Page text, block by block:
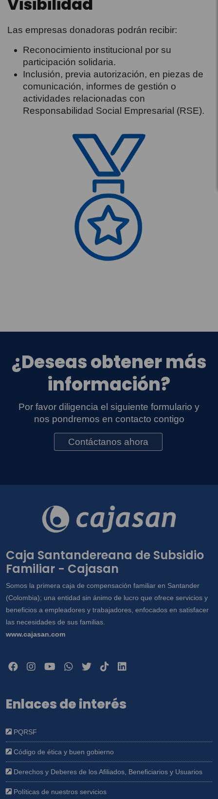
Las empresas donadoras podrán recibir:
Reconocimiento institucional por su
participación solidaria.
Inclusión, previa autorización, en piezas de
comunicación, informes de gestión o
actividades relacionadas con
Responsabilidad Social Empresarial (RSE).
¿Deseas obtener más
información?
Por favor diligencia el siguiente formulario y
nos pondremos en contacto contigo
Contáctanos ahora
Caja Santandereana de Subsidio
Familiar - Cajasan
Somos la primera caja de compensación familiar en Santander
(Colombia); una entidad sin ánimo de lucro que ofrece servicios y
beneficios a empleadores y trabajadores, enfocados en satisfacer
las necesidades de sus familias.
www.cajasan.com
Enlaces de interés
PQRSF
Código de ética y buen gobierno
Derechos y Deberes de los Afiliados, Beneficiarios y Usuarios
Políticas de nuestros servicios